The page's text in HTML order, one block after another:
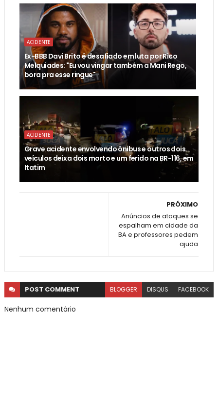
ACIDENTE
Ex-BBB Davi Brito é desafiado em luta por Rico
Melquiades: "Eu vou vingar também a Mani Rego,
bora pra esse ringue"
ACIDENTE
Grave acidente envolvendo ônibus e outros dois
veículos deixa dois morto e um ferido na BR-116, em
Itatim
PRÓXIMO
Anúncios de ataques se
espalham em cidade da
BA e professores pedem
ajuda
POST COMMENT BLOGGER DISQUS FACEBOOK
Nenhum comentário